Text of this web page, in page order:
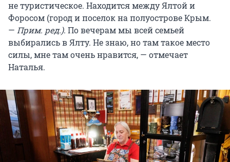
не туристическое. Находится между Ялтой и
Форосом (город и поселок на полуострове Крым.
— Прим. ред.). По вечерам мы всей семьей
выбирались в Ялту. Не знаю, но там такое место
силы, мне там очень нравится, — отмечает
Наталья.